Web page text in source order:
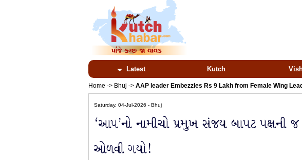
Latest Kutch
Home -> Bhuj -> AAP leader Embezzles Rs 9 Lakh from Female Wing
Saturday, 04-Jul-2026 - Bhuj
‘આપ’નો નામીચો પ્રમુખ સંજય બાપટ પક્ષની
ઓળવી ગયો!